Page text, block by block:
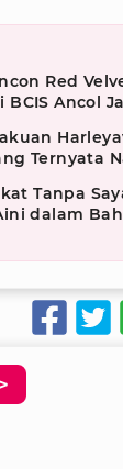
Red
Ancol
Ternyata
Tanpa
dalam
>